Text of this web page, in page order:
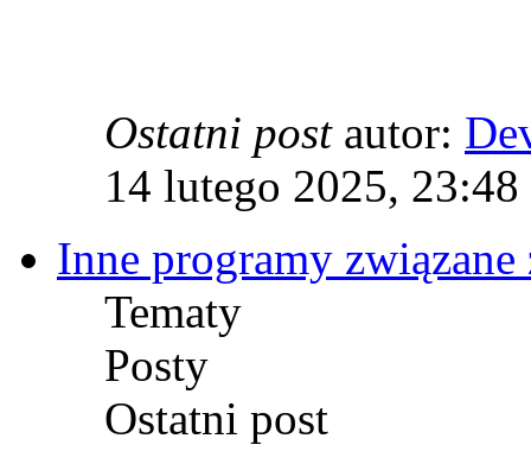
Ostatni postautor:
14 lutego 2025, 23:48
Inne programy
Tematy
Posty
Ostatni post